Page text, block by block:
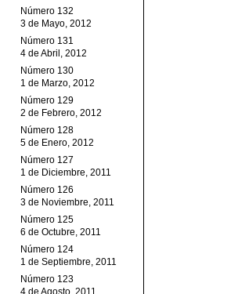
Número 132
3 de Mayo, 2012
Número 131
4 de Abril, 2012
Número 130
1 de Marzo, 2012
Número 129
2 de Febrero, 2012
Número 128
5 de Enero, 2012
Número 127
1 de Diciembre, 2011
Número 126
3 de Noviembre, 2011
Número 125
6 de Octubre, 2011
Número 124
1 de Septiembre, 2011
Número 123
4 de Agosto, 2011